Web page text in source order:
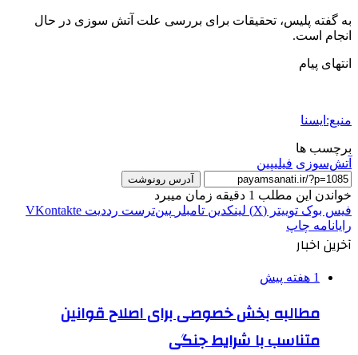
به گفته پلیس، تحقیقات برای بررسی علت آتش سوزی در حال
انجام است.
انتهای پیام
منبع:ایسنا
برچسب ها
آتش‌سوزی فيليپين
آدرس رونوشت
خواندن این مطلب 1 دقیقه زمان میبرد
فیس بوک توییتر (X) لینکدین ‫تامبلر ‫پین‌ترست ‫رددیت ‫VKontakte
رایانامه چاپ
آخرین اخبار
1 هفته پیش
مطالبه بخش خصوصی برای اصلاح قوانین
متناسب با شرایط جنگی